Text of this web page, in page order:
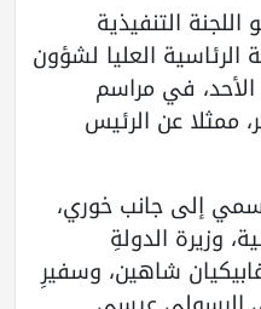
التنفيذية
الرئاسية العليا لشؤون
في مراسم
ممثلا عن الرئيس
إلى جانب خوري،
وزيرة الدولةِ
شاهين، وسفيرِ